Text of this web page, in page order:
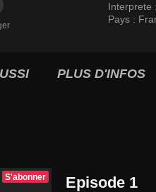
Interprete :
Pays :
PLUS D'INFOS
S'abonner Episode 1